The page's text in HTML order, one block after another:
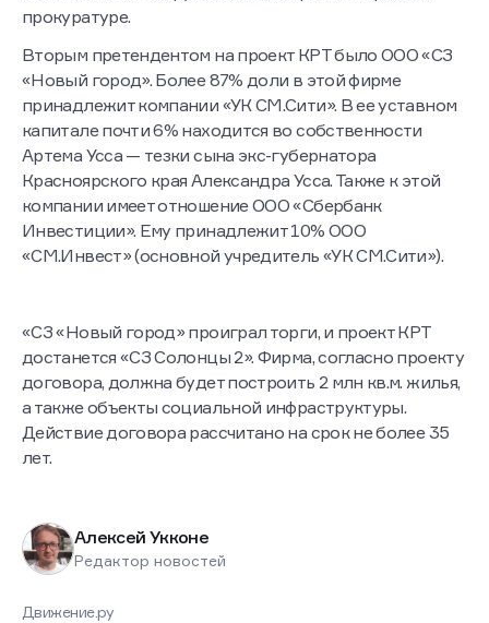
прокуратуре.
Вторым претендентом на проект КРТ было ООО «СЗ
«Новый город». Более 87% доли в этой фирме
принадлежит компании «УК СМ.Сити». В ее уставном
капитале почти 6% находится во собственности
Артема Усса — тезки сына экс-губернатора
Красноярского края Александра Усса. Также к этой
компании имеет отношение ООО «Сбербанк
Инвестиции». Ему принадлежит 10% ООО
«СМ.Инвест» (основной учредитель «УК СМ.Сити»).
достанется «СЗ Солонцы 2». Фирма, согласно проекту